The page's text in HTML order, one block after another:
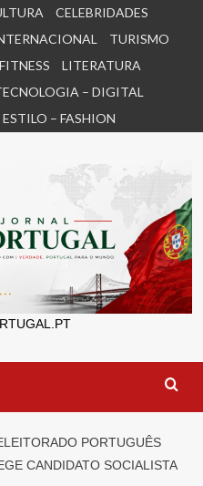
CELEBRIDADES
TURISMO
LITERATURA
– DIGITAL
ESTILO – FASHION
PORTUGUÊS
CANDIDATO SOCIALISTA